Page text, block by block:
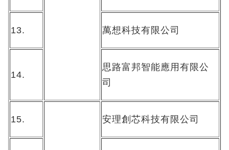
13. 萬想科技有限公司
14.
思路富邦智能應用有限公
司
15. 安理創芯科技有限公司